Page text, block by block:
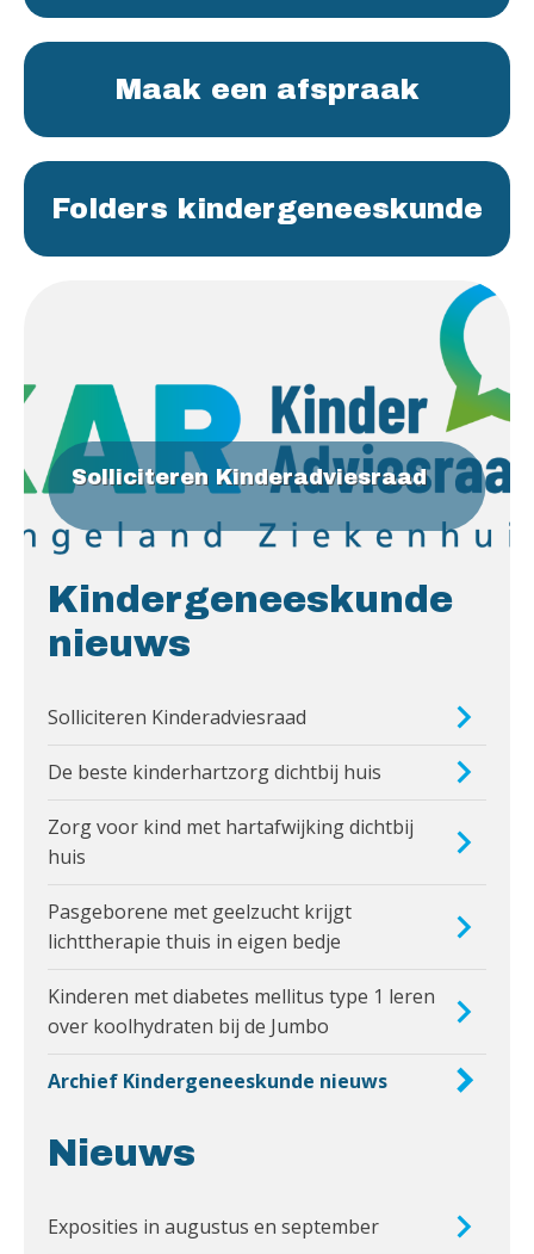
Maak een afspraak
Folders kindergeneeskunde
Solliciteren Kinderadviesraad
Kindergeneeskunde
nieuws
Solliciteren Kinderadviesraad
De beste kinderhartzorg dichtbij huis
Zorg voor kind met hartafwijking dichtbij
huis
Pasgeborene met geelzucht krijgt
lichttherapie thuis in eigen bedje
Kinderen met diabetes mellitus type 1 leren
over koolhydraten bij de Jumbo
Archief Kindergeneeskunde nieuws
Nieuws
Exposities in augustus en september